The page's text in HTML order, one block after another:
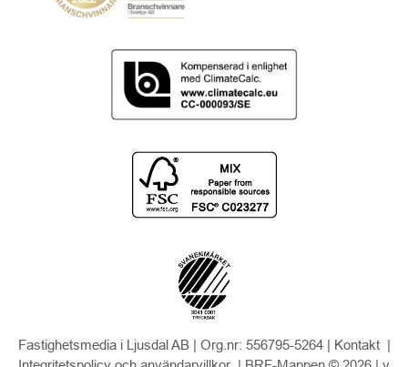
Fastighetsmedia i Ljusdal AB | Org.nr: 556795-5264 | Kontakt|